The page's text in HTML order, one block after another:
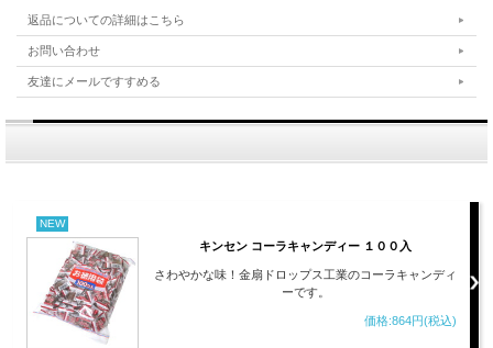
返品についての詳細はこちら
お問い合わせ
友達にメールですすめる
NEW
キンセン コーラキャンディー １００入
さわやかな味！金扇ドロップス工業のコーラキャンディ
ーです。
価格:864円(税込)